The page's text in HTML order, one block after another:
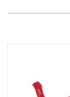
386 Cách Mạng
Việt Thương
6F-01 Tầng 6
Phường Tân Mỹ,